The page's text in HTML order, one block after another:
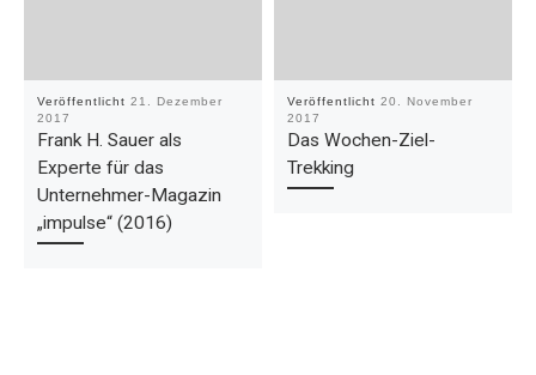
Veröffentlicht21. Dezember
2017
Frank H. Sauer als
Experte für das
Unternehmer-Magazin
„impulse“ (2016)
Veröffentlicht20. November
2017
Das Wochen-Ziel-
Trekking